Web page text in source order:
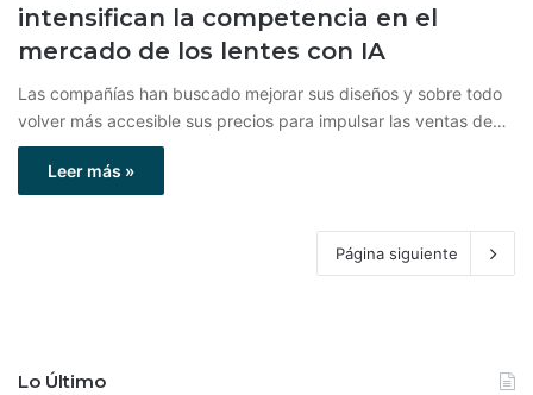
intensifican la competencia en el
mercado de los lentes con IA
Las compañías han buscado mejorar sus diseños y sobre todo
volver más accesible sus precios para impulsar las ventas de…
Leer más »
Página siguiente
Lo Último